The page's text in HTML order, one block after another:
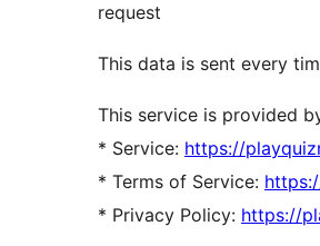
request
This data is sent every
This service is provided
* Service: https://
* Terms of Service:
* Privacy Policy: https://